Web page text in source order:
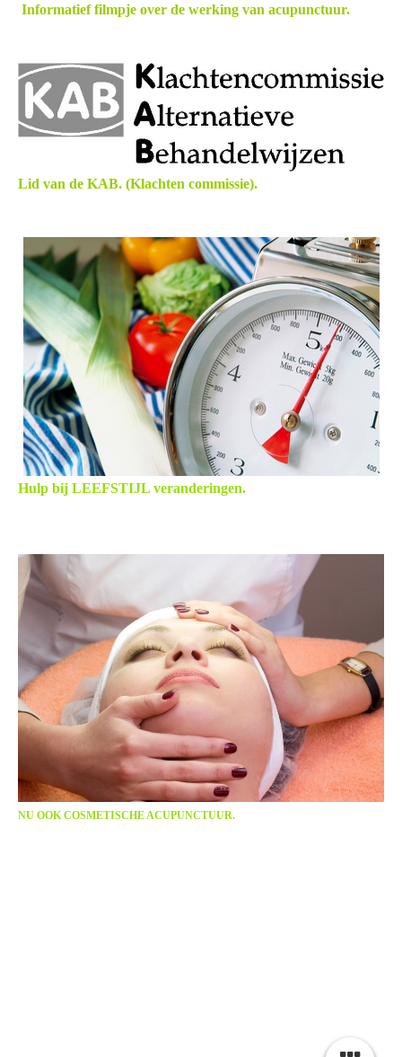
Informatief filmpje over de werking van acupunctuur.
Lid van de KAB. (Klachten commissie).
Hulp bij LEEFSTIJL veranderingen.
NU OOK COSMETISCHE ACUPUNCTUUR.